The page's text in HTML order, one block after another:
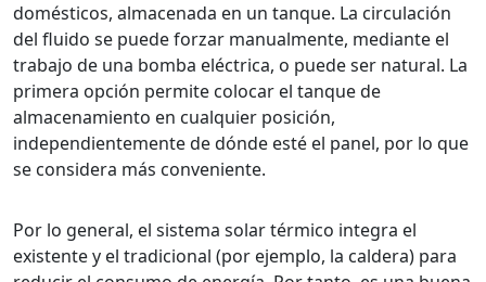
domésticos, almacenada en un tanque. La circulación
del fluido se puede forzar manualmente, mediante el
trabajo de una bomba eléctrica, o puede ser natural. La
primera opción permite colocar el tanque de
almacenamiento en cualquier posición,
independientemente de dónde esté el panel, por lo que
se considera más conveniente.
Por lo general, el sistema solar térmico integra el
existente y el tradicional (por ejemplo, la caldera) para